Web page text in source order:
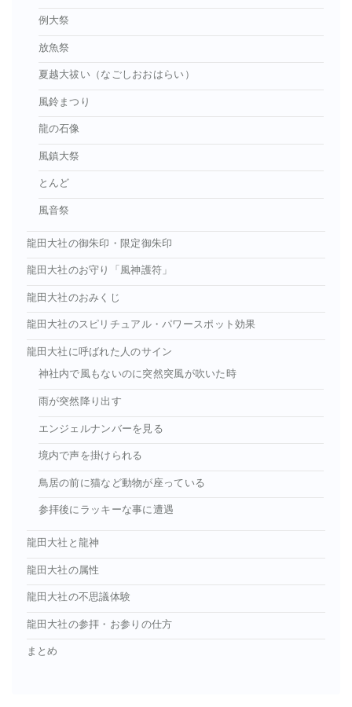
例大祭
放魚祭
夏越大祓い（なごしおおはらい）
風鈴まつり
龍の石像
風鎮大祭
とんど
風音祭
龍田大社の御朱印・限定御朱印
龍田大社のお守り「風神護符」
龍田大社のおみくじ
龍田大社のスピリチュアル・パワースポット効果
龍田大社に呼ばれた人のサイン
神社内で風もないのに突然突風が吹いた時
雨が突然降り出す
エンジェルナンバーを見る
境内で声を掛けられる
鳥居の前に猫など動物が座っている
参拝後にラッキーな事に遭遇
龍田大社と龍神
龍田大社の属性
龍田大社の不思議体験
龍田大社の参拝・お参りの仕方
まとめ